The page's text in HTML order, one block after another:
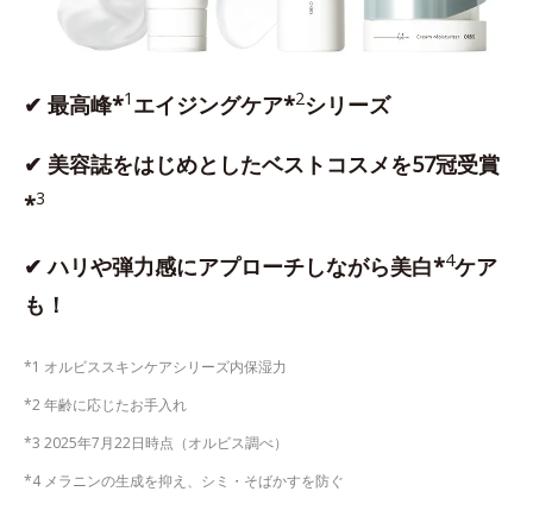
✔ 最高峰*1 エイジングケア*2シリーズ
✔ 美容誌をはじめとしたベストコスメを57冠受賞
*3
✔ ハリや弾力感にアプローチしながら美白*4ケア
も！
*1 オルビススキンケアシリーズ内保湿力
*2 年齢に応じたお手入れ
*3 2025年7月22日時点（オルビス調べ）
*4 メラニンの生成を抑え、シミ・そばかすを防ぐ